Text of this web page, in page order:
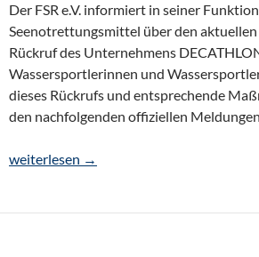
Der FSR e.V. informiert in seiner
Seenotrettungsmittel über den
Rückruf des Unternehmens
Wassersportlerinnen und
dieses Rückrufs und entsprechende
den nachfolgenden offiziellen
Rettungswesten-Rückruf des
weiterlesen →